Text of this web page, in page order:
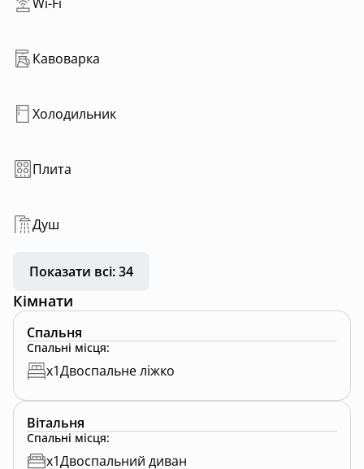
Кавоварка
Холодильник
Плита
Душ
Показати всі: 34
Кімнати
Спальня
Спальні місця:
x1Двоспальне ліжко
Вітальня
Спальні місця:
x1Двоспальний диван